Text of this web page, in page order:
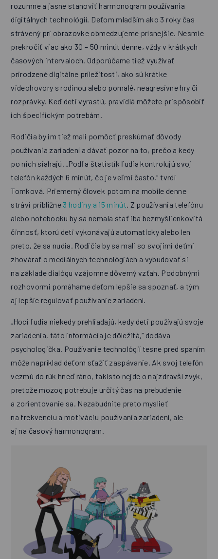
rozumne a jasne stanoviť harmonogram používania
digitálnych technológií. Deťom mladším ako 3 roky čas
strávený pri obrazovke obmedzujeme prísnejšie. Nesmie
prekročiť viac ako 30 – 50 minút denne, vždy v krátkych
časových intervaloch. Odporúčame tiež využívať
prirodzené digitálne príležitosti, ako sú krátke
videohovory s rodinou alebo pomalé, neagresívne hry či
rozprávky. Keď deti vyrastú, pravidlá môžete prispôsobiť
ich špecifickým potrebám.
Rodičia by im tiež mali pomôcť preskúmať dôvody
používania zariadení a dávať pozor na to, prečo a kedy
po nich siahajú. „Podľa štatistík ľudia kontrolujú svoj
telefón každých 6 minút, čo je veľmi často,“ tvrdí
Tomková. Priemerný človek potom na mobile denne
strávi približne3 hodiny a 15 minút. Z používania telefónu
alebo notebooku by sa nemala stať iba bezmyšlienkovitá
činnosť, ktorú deti vykonávajú automaticky alebo len
preto, že sa nudia. Rodičia by sa mali so svojimi deťmi
zhovárať o mediálnych technológiách a vybudovať si
na základe dialógu vzájomne dôverný vzťah. Podobnými
rozhovormi pomáhame deťom lepšie sa spoznať, a tým
aj lepšie regulovať používanie zariadení.
„Hoci ľudia niekedy prehliadajú, kedy deti používajú svoje
zariadenia, táto informácia je dôležitá,“ dodáva
psychologička. Používanie technológií tesne pred spaním
môže napríklad deťom sťažiť zaspávanie. Ak svoj telefón
vezmú do rúk hneď ráno, takisto nejde o najzdravší zvyk,
pretože mozog potrebuje určitý čas na prebudenie
a zorientovanie sa. Nezabudnite preto myslieť
na frekvenciu a motiváciu používania zariadení, ale
aj na časový harmonogram.